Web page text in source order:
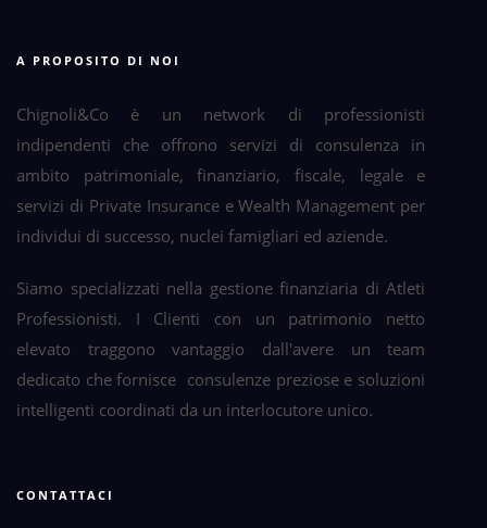
A PROPOSITO DI NOI
Chignoli&Co è un network di professionisti
indipendenti che offrono servizi di consulenza in
ambito patrimoniale, finanziario, fiscale, legale e
servizi di Private Insurance e Wealth Management per
individui di successo, nuclei famigliari ed aziende.
Siamo specializzati nella gestione finanziaria di Atleti
Professionisti. I Clienti con un patrimonio netto
elevato traggono vantaggio dall'avere un team
dedicato che fornisce consulenze preziose e soluzioni
intelligenti coordinati da un interlocutore unico.
CONTATTACI